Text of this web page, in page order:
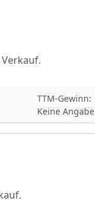
TTM-Gewinn:
Keine Angabe